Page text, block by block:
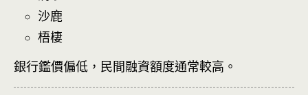
沙鹿
梧棲
銀行鑑價偏低，民間融資額度通常較高。